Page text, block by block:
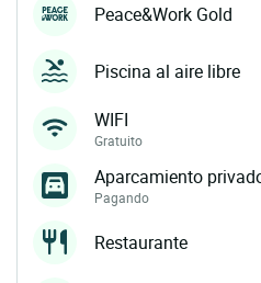
Peace&Work Gold
Piscina al aire libre
WIFI
Gratuito
Aparcamiento
Pagando
Restaurante